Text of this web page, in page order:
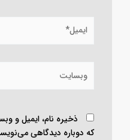
ذخیره نام، ایمیل و
که دوباره دیدگاهی